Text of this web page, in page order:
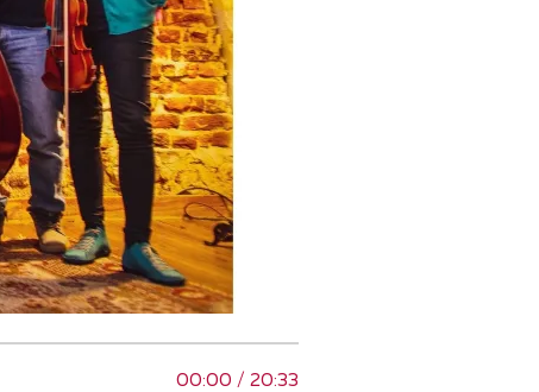
00:00 / 20:33